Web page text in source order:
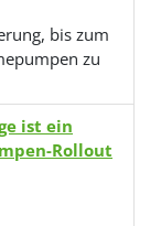
bis zum
zu
ist ein
Rollout